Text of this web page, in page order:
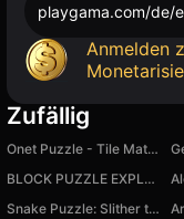
playgama.com/de/
Anmelden
Zufällig
Onet Puzzle - Tile Match Game
BLOCK PUZZLE EXPLOSION
Snake Puzzle: Slither to Eat!